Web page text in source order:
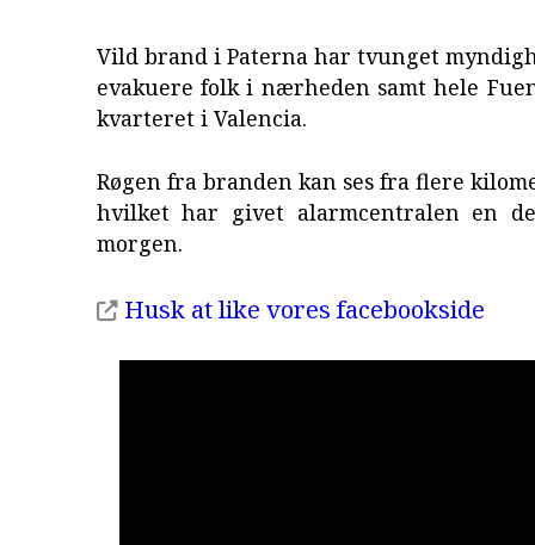
Vild brand i Paterna har tvunget
evakuere folk i nærheden samt hele
kvarteret i Valencia.
Røgen fra branden kan ses fra flere
hvilket har givet alarmcentralen en
morgen.
Husk at like vores facebookside